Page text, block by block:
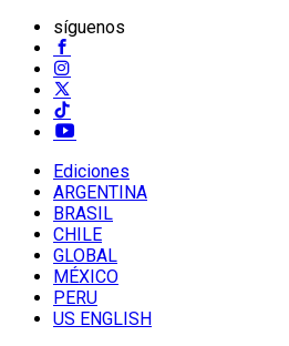
síguenos
Ediciones
ARGENTINA
BRASIL
CHILE
GLOBAL
MÉXICO
PERU
US ENGLISH